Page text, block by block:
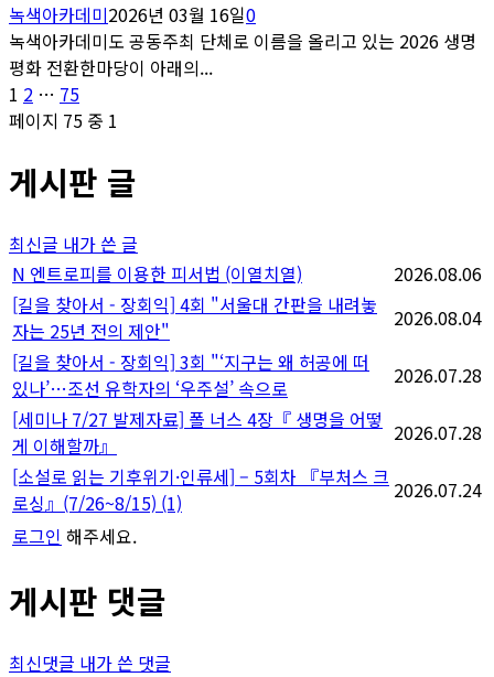
녹색아카데미2026년 03월 16일0
녹색아카데미도 공동주최 단체로 이름을 올리고 있는 2026 생명
평화 전환한마당이 아래의...
글
페
이
지
매
김
페
이
1 페
이
2 … 페
이
75
페이지 75 중 1
게시판 글
최신글 내가 쓴 글
N 엔트로피를 이용한 피서법 (이열치열)
2026.08.06
[길을 찾아서 - 장회익] 4회 "서울대 간판을 내려놓
자는 25년 전의 제안"
2026.08.04
[길을 찾아서 - 장회익] 3회 "‘지구는 왜 허공에 떠
있나’…조선 유학자의 ‘우주설’ 속으로
2026.07.28
[세미나 7/27 발제자료] 폴 너스 4장『 생명을 어떻
게 이해할까』
2026.07.28
[소설로 읽는 기후위기·인류세] – 5회차 『부처스 크
로싱』(7/26~8/15) (1)
2026.07.24
로그인 해주세요.
게시판 댓글
최신댓글 내가 쓴 댓글